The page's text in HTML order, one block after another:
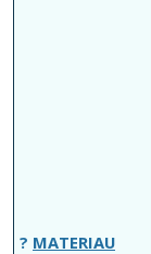
? MATERIAU